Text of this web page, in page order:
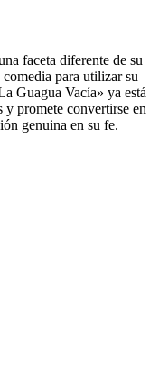
faceta diferente de su
para utilizar su
Guagua Vacía» ya está
y promete convertirse en
genuina en su fe.